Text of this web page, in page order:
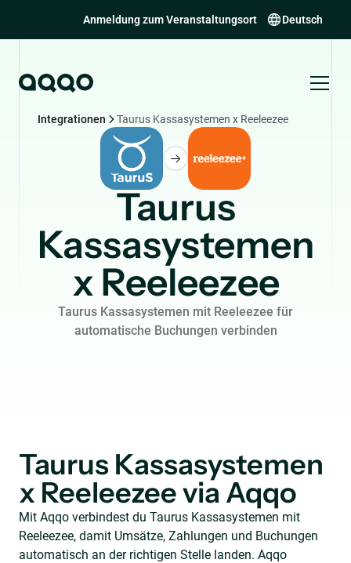
Anmeldung zum Veranstaltungsort Deutsch
Integrationen Taurus Kassasystemen x Reeleezee
Taurus
Kassasystemen
x Reeleezee
Taurus Kassasystemen mit Reeleezee für
automatische Buchungen verbinden
Taurus Kassasystemen
x Reeleezee via Aqqo
Mit Aqqo verbindest du Taurus Kassasystemen mit
Reeleezee, damit Umsätze, Zahlungen und Buchungen
automatisch an der richtigen Stelle landen. Aqqo